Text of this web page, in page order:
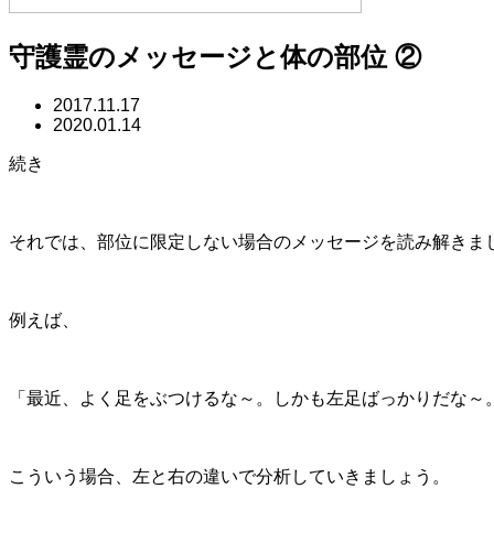
守護霊のメッセージと体の部位 ②
2017.11.17
2020.01.14
続き
それでは、部位に限定しない場合のメッセージを読み解きま
例えば、
「最近、よく足をぶつけるな～。しかも左足ばっかりだな～
こういう場合、左と右の違いで分析していきましょう。